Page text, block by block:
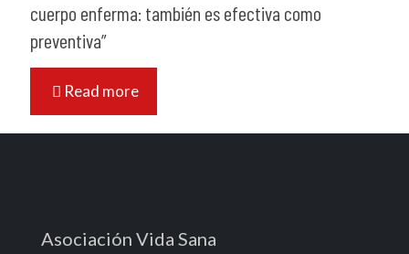
cuerpo enferma: también es efectiva como
preventiva”
Read more
Asociación Vida Sana